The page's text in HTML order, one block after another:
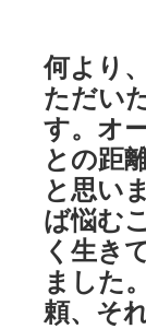
何より
ただい
す。オ
との距
と思い
ば悩む
く生き
ました
頼、そ